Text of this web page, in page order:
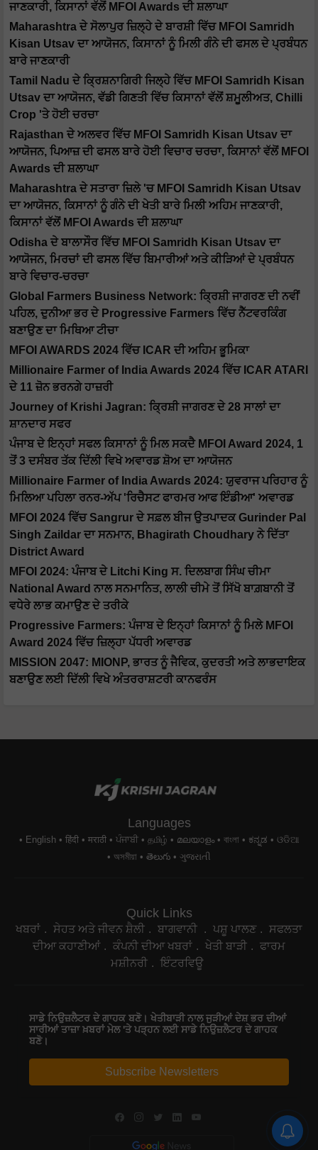
ਜਾਣਕਾਰੀ, ਕਿਸਾਨਾਂ ਵੱਲੋਂ MFOI Awards ਦੀ ਸ਼ਲਾਘਾ
Maharashtra ਦੇ ਸੋਲਾਪੁਰ ਜ਼ਿਲ੍ਹੇ ਦੇ ਬਾਰਸ਼ੀ ਵਿੱਚ MFOI Samridh
Kisan Utsav ਦਾ ਆਯੋਜਨ, ਕਿਸਾਨਾਂ ਨੂੰ ਮਿਲੀ ਗੰਨੇ ਦੀ ਫਸਲ ਦੇ ਪ੍ਰਬੰਧਨ
ਬਾਰੇ ਜਾਣਕਾਰੀ
Tamil Nadu ਦੇ ਕ੍ਰਿਸ਼ਨਾਗਿਰੀ ਜਿਲ੍ਹੇ ਵਿੱਚ MFOI Samridh Kisan
Utsav ਦਾ ਆਯੋਜਨ, ਵੱਡੀ ਗਿਣਤੀ ਵਿੱਚ ਕਿਸਾਨਾਂ ਵੱਲੋਂ ਸ਼ਮੂਲੀਅਤ, Chilli
Crop 'ਤੇ ਹੋਈ ਚਰਚਾ
Rajasthan ਦੇ ਅਲਵਰ ਵਿੱਚ MFOI Samridh Kisan Utsav ਦਾ
ਆਯੋਜਨ, ਪਿਆਜ਼ ਦੀ ਫਸਲ ਬਾਰੇ ਹੋਈ ਵਿਚਾਰ ਚਰਚਾ, ਕਿਸਾਨਾਂ ਵੱਲੋਂ MFOI
Awards ਦੀ ਸ਼ਲਾਘਾ
Maharashtra ਦੇ ਸਤਾਰਾ ਜ਼ਿਲੇ 'ਚ MFOI Samridh Kisan Utsav
ਦਾ ਆਯੋਜਨ, ਕਿਸਾਨਾਂ ਨੂੰ ਗੰਨੇ ਦੀ ਖੇਤੀ ਬਾਰੇ ਮਿਲੀ ਅਹਿਮ ਜਾਣਕਾਰੀ,
ਕਿਸਾਨਾਂ ਵੱਲੋਂ MFOI Awards ਦੀ ਸ਼ਲਾਘਾ
Odisha ਦੇ ਬਾਲਾਸੌਰ ਵਿੱਚ MFOI Samridh Kisan Utsav ਦਾ
ਆਯੋਜਨ, ਮਿਰਚਾਂ ਦੀ ਫਸਲ ਵਿੱਚ ਬਿਮਾਰੀਆਂ ਅਤੇ ਕੀੜਿਆਂ ਦੇ ਪ੍ਰਬੰਧਨ
ਬਾਰੇ ਵਿਚਾਰ-ਚਰਚਾ
Global Farmers Business Network: ਕ੍ਰਿਸ਼ੀ ਜਾਗਰਣ ਦੀ ਨਵੀਂ
ਪਹਿਲ, ਦੁਨੀਆ ਭਰ ਦੇ Progressive Farmers ਵਿੱਚ ਨੈੱਟਵਰਕਿੰਗ
ਬਣਾਉਣ ਦਾ ਮਿਥਿਆ ਟੀਚਾ
MFOI AWARDS 2024 ਵਿੱਚ ICAR ਦੀ ਅਹਿਮ ਭੂਮਿਕਾ
Millionaire Farmer of India Awards 2024 ਵਿੱਚ ICAR ATARI
ਦੇ 11 ਜ਼ੋਨ ਭਰਨਗੇ ਹਾਜ਼ਰੀ
Journey of Krishi Jagran: ਕ੍ਰਿਸ਼ੀ ਜਾਗਰਣ ਦੇ 28 ਸਾਲਾਂ ਦਾ
ਸ਼ਾਨਦਾਰ ਸਫਰ
ਪੰਜਾਬ ਦੇ ਇਨ੍ਹਾਂ ਸਫਲ ਕਿਸਾਨਾਂ ਨੂੰ ਮਿਲ ਸਕਦੈ MFOI Award 2024, 1
ਤੋਂ 3 ਦਸੰਬਰ ਤੱਕ ਦਿੱਲੀ ਵਿਖੇ ਅਵਾਰਡ ਸ਼ੋਅ ਦਾ ਆਯੋਜਨ
Millionaire Farmer of India Awards 2024: ਯੁਵਰਾਜ ਪਰਿਹਾਰ ਨੂੰ
ਮਿਲਿਆ ਪਹਿਲਾ ਰਨਰ-ਅੱਪ 'ਰਿਚੈਸਟ ਫਾਰਮਰ ਆਫ ਇੰਡੀਆ' ਅਵਾਰਡ
MFOI 2024 ਵਿੱਚ Sangrur ਦੇ ਸਫ਼ਲ ਬੀਜ ਉਤਪਾਦਕ Gurinder Pal
Singh Zaildar ਦਾ ਸਨਮਾਨ, Bhagirath Choudhary ਨੇ ਦਿੱਤਾ
District Award
MFOI 2024: ਪੰਜਾਬ ਦੇ Litchi King ਸ. ਦਿਲਬਾਗ ਸਿੰਘ ਚੀਮਾ
National Award ਨਾਲ ਸਨਮਾਨਿਤ, ਲਾਲੀ ਚੀਮੇ ਤੋਂ ਸਿੱਖੋ ਬਾਗ਼ਬਾਨੀ ਤੋਂ
ਵਧੇਰੇ ਲਾਭ ਕਮਾਉਣ ਦੇ ਤਰੀਕੇ
Progressive Farmers: ਪੰਜਾਬ ਦੇ ਇਨ੍ਹਾਂ ਕਿਸਾਨਾਂ ਨੂੰ ਮਿਲੇ MFOI
Award 2024 ਵਿੱਚ ਜ਼ਿਲ੍ਹਾ ਪੱਧਰੀ ਅਵਾਰਡ
MISSION 2047: MIONP, ਭਾਰਤ ਨੂੰ ਜੈਵਿਕ, ਕੁਦਰਤੀ ਅਤੇ ਲਾਭਦਾਇਕ
ਬਣਾਉਣ ਲਈ ਦਿੱਲੀ ਵਿਖੇ ਅੰਤਰਰਾਸ਼ਟਰੀ ਕਾਨਫਰੰਸ
Languages
English हिंदी मराठी ਪੰਜਾਬੀ தமிழ் മലയാളം বাংলা ಕನ್ನಡ
ଓଡିଆ
অসমীয়া
తెలుగు ગુજરાતી
Quick Links
ਖਬਰਾਂ ਸੇਹਤ ਅਤੇ ਜੀਵਨ ਸ਼ੈਲੀ ਬਾਗਵਾਨੀ ਪਸ਼ੂ ਪਾਲਣ
ਸਫਲਤਾ
ਦੀਆ ਕਹਾਣੀਆਂ
ਕੰਪਨੀ ਦੀਆ ਖਬਰਾਂ ਖੇਤੀ ਬਾੜੀ
ਫਾਰਮ
ਮਸ਼ੀਨਰੀ
ਇੰਟਰਵਿਊ
ਸਾਡੇ ਨਿਉਜ਼ਲੈਟਰ ਦੇ ਗਾਹਕ ਬਣੋ। ਖੇਤੀਬਾੜੀ ਨਾਲ ਜੁੜੀਆਂ ਦੇਸ਼ ਭਰ ਦੀਆਂ
ਸਾਰੀਆਂ ਤਾਜ਼ਾ ਖ਼ਬਰਾਂ ਮੇਲ 'ਤੇ ਪੜ੍ਹਨ ਲਈ ਸਾਡੇ ਨਿਉਜ਼ਲੈਟਰ ਦੇ ਗਾਹਕ
ਬਣੋ।
Subscribe Newsletters